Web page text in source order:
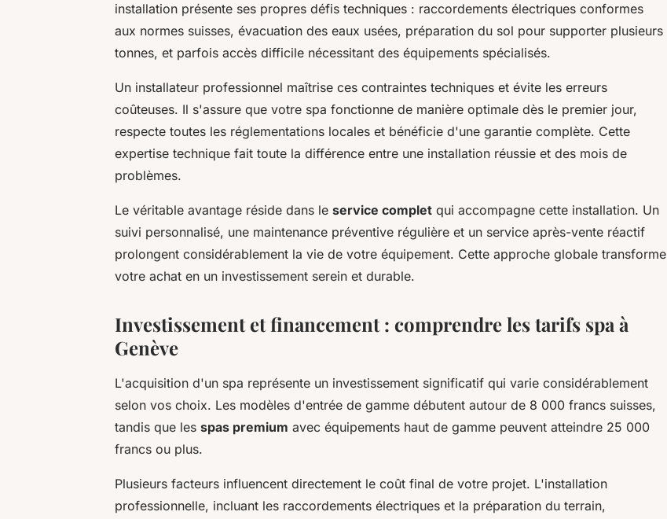
installation présente ses propres défis techniques : raccordements électriques conformes
aux normes suisses, évacuation des eaux usées, préparation du sol pour supporter plusieurs
tonnes, et parfois accès difficile nécessitant des équipements spécialisés.
Un installateur professionnel maîtrise ces contraintes techniques et évite les erreurs
coûteuses. Il s'assure que votre spa fonctionne de manière optimale dès le premier jour,
respecte toutes les réglementations locales et bénéficie d'une garantie complète. Cette
expertise technique fait toute la différence entre une installation réussie et des mois de
problèmes.
Le véritable avantage réside dans le service complet qui accompagne cette installation. Un
suivi personnalisé, une maintenance préventive régulière et un service après-vente réactif
prolongent considérablement la vie de votre équipement. Cette approche globale transforme
votre achat en un investissement serein et durable.
Investissement et financement : comprendre les tarifs spa à
Genève
L'acquisition d'un spa représente un investissement significatif qui varie considérablement
selon vos choix. Les modèles d'entrée de gamme débutent autour de 8 000 francs suisses,
tandis que les spas premium avec équipements haut de gamme peuvent atteindre 25 000
francs ou plus.
Plusieurs facteurs influencent directement le coût final de votre projet. L'installation
professionnelle, incluant les raccordements électriques et la préparation du terrain,